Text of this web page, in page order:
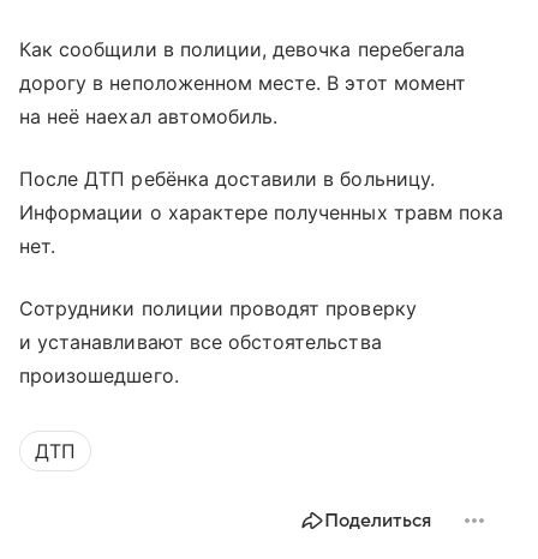
Как сообщили в полиции, девочка перебегала
дорогу в неположенном месте. В этот момент
на неё наехал автомобиль.
После ДТП ребёнка доставили в больницу.
Информации о характере полученных травм пока
нет.
Сотрудники полиции проводят проверку
и устанавливают все обстоятельства
произошедшего.
ДТП
Поделиться